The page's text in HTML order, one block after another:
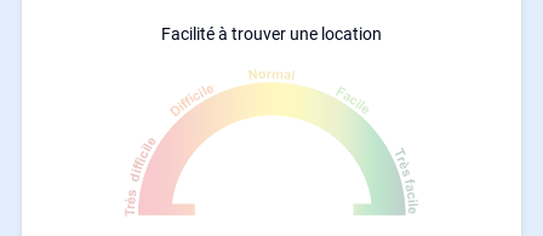
Facilité à trouver une location